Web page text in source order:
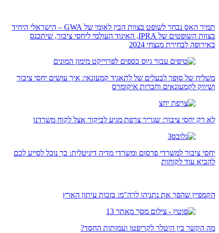
תמיר האס נבחר לשופט בצוות הבין לאומי של GWA – הישראלי היחיד
בצוות השופטים של IPRA, האיגוד העולמי ליחסי ציבור, שיתכנס
באירופה לבחירת מנצחי 2024
משליח של סופר לבעלים של לתאגיד קמעונאי: איך עושים יחסי ציבור
ושיווק לקמעונאים וחברות איקומרס
לא רק יחסי ציבור: שגריר צרפת מגיע לביקור אצל לקוח משרדנו
יחסי ציבור למשרדי פרסום ומשרדי מדיה דיגיטלית: כך נוכל לסייע לכם
להביא עוד לקוחות
הקמפיין שהפך את נתניהו לרה"מ: בזכות עיתון הארץ
מה הקשר בין היטלר לקריפטו ועמותות החסד?